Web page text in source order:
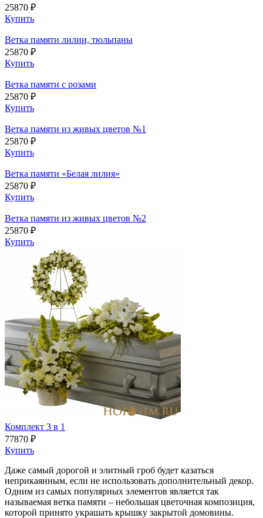
25870 ₽
Купить
Ветка памяти лилии, тюльпаны
25870 ₽
Купить
Ветка памяти с розами
25870 ₽
Купить
Ветка памяти из живых цветов №1
25870 ₽
Купить
Ветка памяти «Белая лилия»
25870 ₽
Купить
Ветка памяти из живых цветов №2
25870 ₽
Купить
Комплект 3 в 1
77870 ₽
Купить
Даже самый дорогой и элитный гроб будет казаться
неприкаянным, если не использовать дополнительный декор.
Одним из самых популярных элементов является так
называемая ветка памяти – небольшая цветочная композиция,
которой принято украшать крышку закрытой домовины.